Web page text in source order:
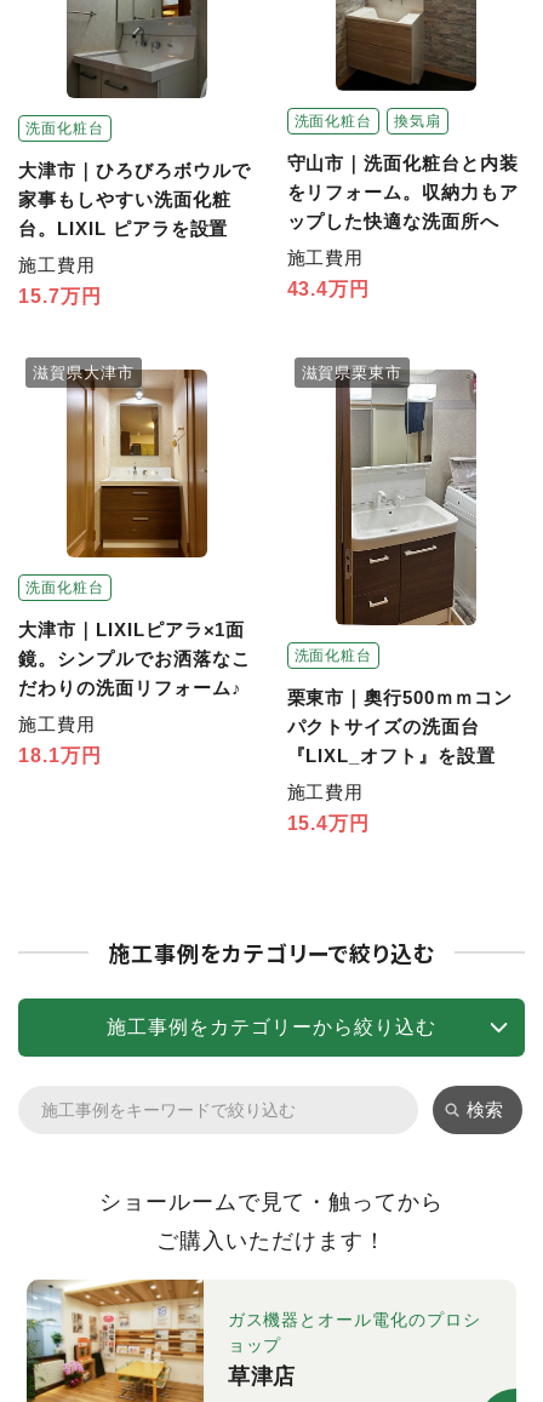
洗面化粧台
大津市｜ひろびろボウルで
家事もしやすい洗面化粧
台。LIXIL ピアラを設置
施工費用
15.7万円
洗面化粧台 換気扇
守山市｜洗面化粧台と内装
をリフォーム。収納力もア
ップした快適な洗面所へ
施工費用
43.4万円
洗面化粧台
滋賀県大津市
大津市｜LIXILピアラ×1面
鏡。シンプルでお洒落なこ
だわりの洗面リフォーム♪
施工費用
18.1万円
洗面化粧台
滋賀県栗東市
栗東市｜奧行500ｍｍコン
パクトサイズの洗面台
『LIXL_オフト』を設置
施工費用
15.4万円
施工事例をカテゴリーで絞り込む
施工事例をカテゴリーから絞り込む
検索
ショールームで見て・触ってから
ご購入いただけます！
ガス機器とオール電化のプロシ
ョップ
草津店